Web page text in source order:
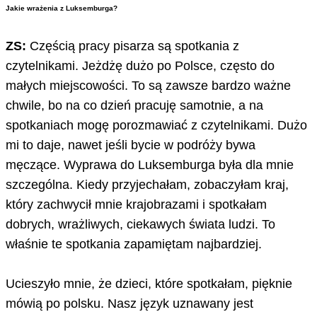
Jakie wrażenia z Luksemburga?
ZS: Częścią pracy pisarza są spotkania z
czytelnikami. Jeżdżę dużo po Polsce, często do
małych miejscowości. To są zawsze bardzo ważne
chwile, bo na co dzień pracuję samotnie, a na
spotkaniach mogę porozmawiać z czytelnikami. Dużo
mi to daje, nawet jeśli bycie w podróży bywa
męczące. Wyprawa do Luksemburga była dla mnie
szczególna. Kiedy przyjechałam, zobaczyłam kraj,
który zachwycił mnie krajobrazami i spotkałam
dobrych, wrażliwych, ciekawych świata ludzi. To
właśnie te spotkania zapamiętam najbardziej.
Ucieszyło mnie, że dzieci, które spotkałam, pięknie
mówią po polsku. Nasz język uznawany jest